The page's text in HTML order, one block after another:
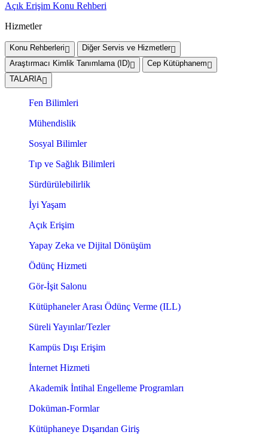
Açık Erişim Konu Rehberi
Hizmetler
Konu Rehberleri
Diğer Servis ve Hizmetler
Araştırmacı Kimlik Tanımlama (ID)
Cep Kütüphanem
TALARIA
Fen Bilimleri
Mühendislik
Sosyal Bilimler
Tıp ve Sağlık Bilimleri
Sürdürülebilirlik
İyi Yaşam
Açık Erişim
Yapay Zeka ve Dijital Dönüşüm
Ödünç Hizmeti
Gör-İşit Salonu
Kütüphaneler Arası Ödünç Verme (ILL)
Süreli Yayınlar/Tezler
Kampüs Dışı Erişim
İnternet Hizmeti
Akademik İntihal Engelleme Programları
Doküman-Formlar
Kütüphaneye Dışarıdan Giriş